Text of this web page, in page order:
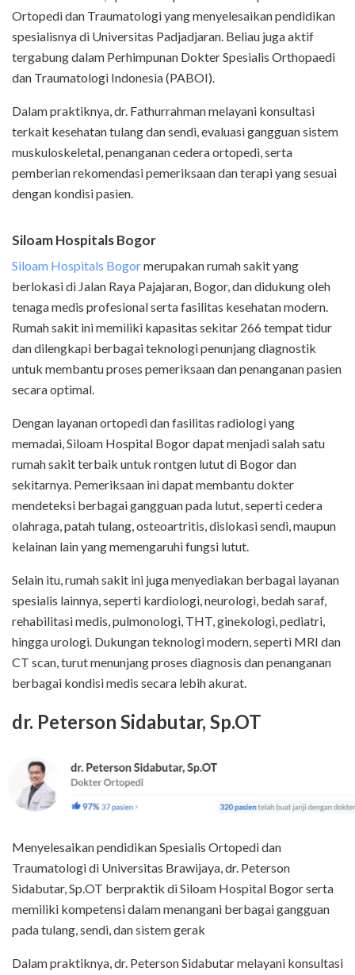
Ortopedi dan Traumatologi yang menyelesaikan pendidikan
spesialisnya di Universitas Padjadjaran. Beliau juga aktif
tergabung dalam Perhimpunan Dokter Spesialis Orthopaedi
dan Traumatologi Indonesia (PABOI).
Dalam praktiknya, dr. Fathurrahman melayani konsultasi
terkait kesehatan tulang dan sendi, evaluasi gangguan sistem
muskuloskeletal, penanganan cedera ortopedi, serta
pemberian rekomendasi pemeriksaan dan terapi yang sesuai
dengan kondisi pasien.
Siloam Hospitals Bogor
Siloam Hospitals Bogormerupakan rumah sakit yang
berlokasi di Jalan Raya Pajajaran, Bogor, dan didukung oleh
tenaga medis profesional serta fasilitas kesehatan modern.
Rumah sakit ini memiliki kapasitas sekitar 266 tempat tidur
dan dilengkapi berbagai teknologi penunjang diagnostik
untuk membantu proses pemeriksaan dan penanganan pasien
secara optimal.
Dengan layanan ortopedi dan fasilitas radiologi yang
memadai, Siloam Hospital Bogor dapat menjadi salah satu
rumah sakit terbaik untuk rontgen lutut di Bogor dan
sekitarnya. Pemeriksaan ini dapat membantu dokter
mendeteksi berbagai gangguan pada lutut, seperti cedera
olahraga, patah tulang, osteoartritis, dislokasi sendi, maupun
kelainan lain yang memengaruhi fungsi lutut.
Selain itu, rumah sakit ini juga menyediakan berbagai layanan
spesialis lainnya, seperti kardiologi, neurologi, bedah saraf,
rehabilitasi medis, pulmonologi, THT, ginekologi, pediatri,
hingga urologi. Dukungan teknologi modern, seperti MRI dan
CT scan, turut menunjang proses diagnosis dan penanganan
berbagai kondisi medis secara lebih akurat.
dr. Peterson Sidabutar, Sp.OT
Menyelesaikan pendidikan Spesialis Ortopedi dan
Traumatologi di Universitas Brawijaya, dr. Peterson
Sidabutar, Sp.OT berpraktik di Siloam Hospital Bogor serta
memiliki kompetensi dalam menangani berbagai gangguan
pada tulang, sendi, dan sistem gerak
Dalam praktiknya, dr. Peterson Sidabutar melayani konsultasi